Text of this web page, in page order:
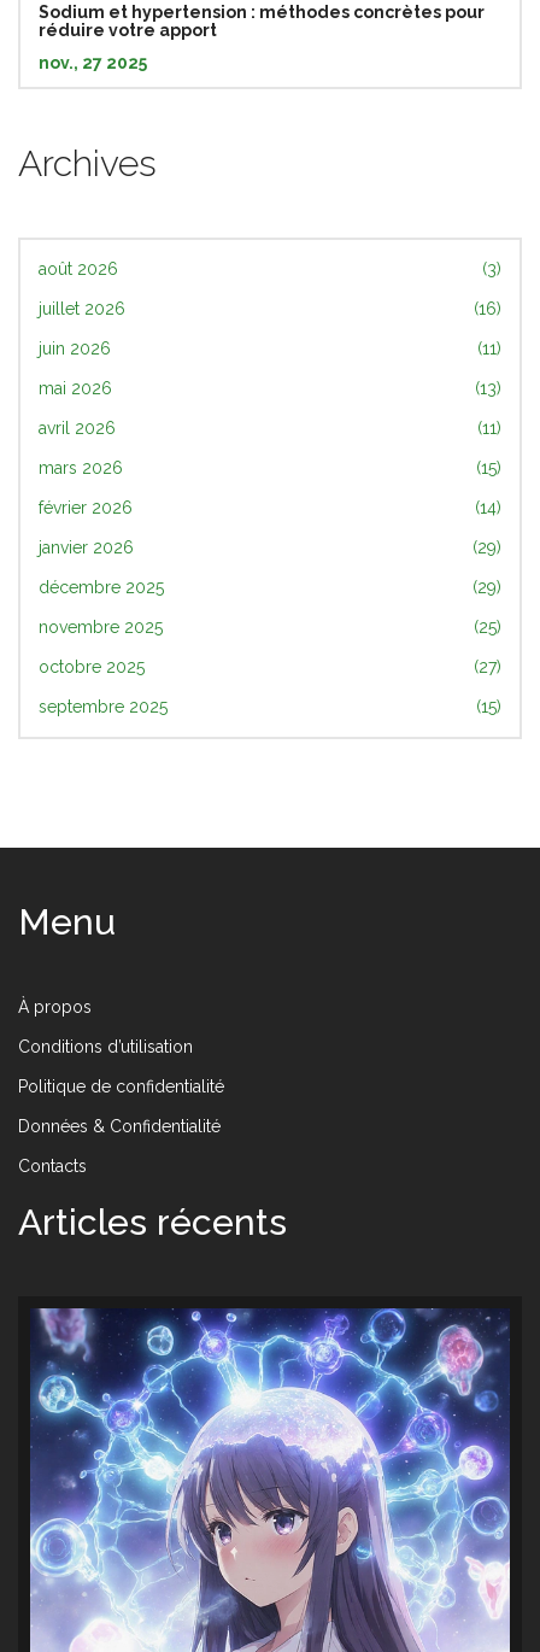
Sodium et hypertension : méthodes concrètes pour
réduire votre apport
nov., 27 2025
Archives
août 2026 (3)
juillet 2026 (16)
juin 2026 (11)
mai 2026 (13)
avril 2026 (11)
mars 2026 (15)
février 2026 (14)
janvier 2026 (29)
décembre 2025 (29)
novembre 2025 (25)
octobre 2025 (27)
septembre 2025 (15)
Menu
À propos
Conditions d’utilisation
Politique de confidentialité
Données & Confidentialité
Contacts
Articles récents